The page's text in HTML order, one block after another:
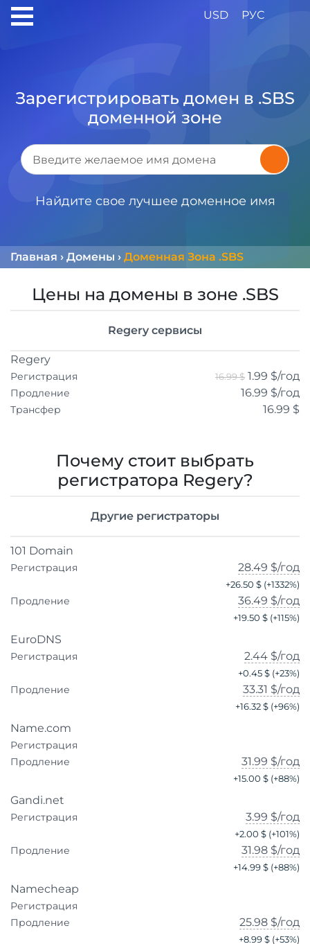
USD РУС
Зарегистрировать домен в .SBS
доменной зоне
Найдите свое лучшее доменное имя
Главная › Домены › Доменная Зона .SBS
Цены на домены в зоне .SBS
Regery сервисы
Regery
Регистрация 16.99 $ 1.99 $/год
Продление 16.99 $/год
Трансфер 16.99 $
Почему стоит выбрать
регистратора Regery?
Другие регистраторы
101 Domain
Регистрация 28.49 $/год
+26.50 $ (+1332%)
Продление 36.49 $/год
+19.50 $ (+115%)
EuroDNS
Регистрация 2.44 $/год
+0.45 $ (+23%)
Продление 33.31 $/год
+16.32 $ (+96%)
Name.com
Регистрация
Продление
31.99 $/год
+15.00 $ (+88%)
Gandi.net
Регистрация 3.99 $/год
+2.00 $ (+101%)
Продление 31.98 $/год
+14.99 $ (+88%)
Namecheap
Регистрация
Продление
25.98 $/год
+8.99 $ (+53%)